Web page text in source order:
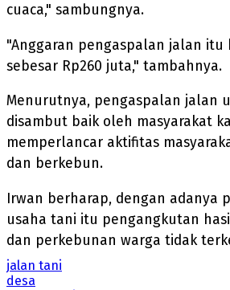
cuaca," sambungnya.
"Anggaran pengaspalan jalan itu
sebesar Rp260 juta," tambahnya.
Menurutnya, pengaspalan jalan
disambut baik oleh masyarakat
memperlancar aktifitas
dan berkebun.
Irwan berharap, dengan adanya
usaha tani itu pengangkutan
dan perkebunan warga tidak
jalan tani
desa